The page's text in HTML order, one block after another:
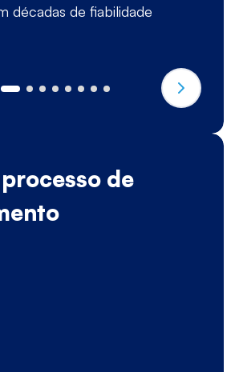
décadas de fiabilidade
de